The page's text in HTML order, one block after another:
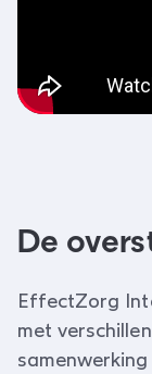
De
EffectZorg
met